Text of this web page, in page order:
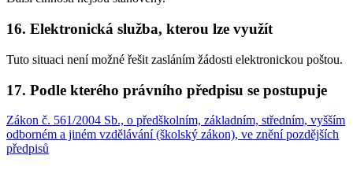
16. Elektronická služba, kterou lze využít
Tuto situaci není možné řešit zasláním žádosti elektronickou poštou.
17. Podle kterého právního předpisu se postupuje
Zákon č. 561/2004 Sb., o předškolním, základním, středním, vyšším
odborném a jiném vzdělávání (školský zákon), ve znění pozdějších
předpisů